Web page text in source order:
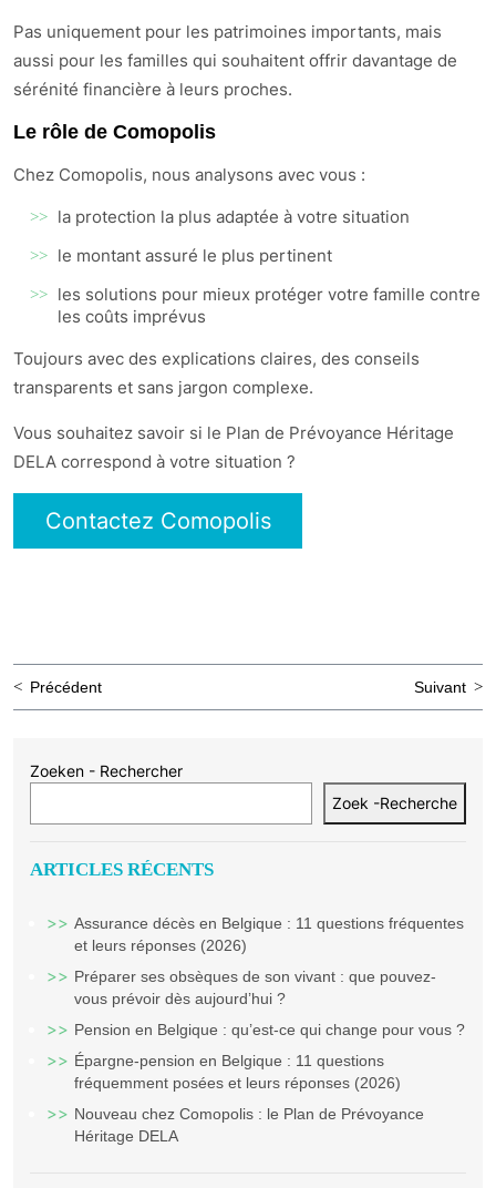
Pas uniquement pour les patrimoines importants, mais
aussi pour les familles qui souhaitent offrir davantage de
sérénité financière à leurs proches.
Le rôle de Comopolis
Chez Comopolis, nous analysons avec vous :
la protection la plus adaptée à votre situation
le montant assuré le plus pertinent
les solutions pour mieux protéger votre famille contre
les coûts imprévus
Toujours avec des explications claires, des conseils
transparents et sans jargon complexe.
Vous souhaitez savoir si le Plan de Prévoyance Héritage
DELA correspond à votre situation ?
Contactez Comopolis
Navigation
l’article
Précédent Suivant
Zoeken - Rechercher
Zoek -Recherche
ARTICLES RÉCENTS
Assurance décès en Belgique : 11 questions fréquentes
et leurs réponses (2026)
Préparer ses obsèques de son vivant : que pouvez-
vous prévoir dès aujourd’hui ?
Pension en Belgique : qu’est-ce qui change pour vous ?
Épargne-pension en Belgique : 11 questions
fréquemment posées et leurs réponses (2026)
Nouveau chez Comopolis : le Plan de Prévoyance
Héritage DELA